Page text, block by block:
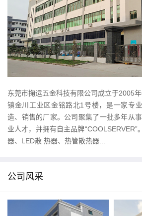
东莞市掬运五金科技有限公司成立于2005
镇金川工业区金铭路北1号楼，是一家专
造、销售的厂家。公司聚集了一批多年从
业人才，并拥有自主品牌“COOLSERVER”
器、LED散 热器、热管散热器...
公司风采